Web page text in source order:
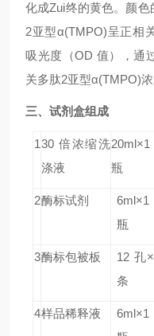
化成Zui终的黄色。颜
2亚型α(TMPO)呈正相
吸光度（OD 值），通
关多肽2亚型α(TMPO)浓
三、试剂盒组成
130 倍浓缩洗
涤液
20ml×1
瓶
2酶标试剂
6ml×1
瓶
3酶标包被板
12 孔
条
4样品稀释液
6ml×1